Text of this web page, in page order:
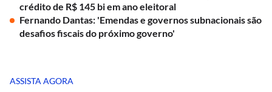
crédito de R$ 145 bi em ano eleitoral
Fernando Dantas: 'Emendas e governos subnacionais são
desafios fiscais do próximo governo'
ASSISTA AGORA